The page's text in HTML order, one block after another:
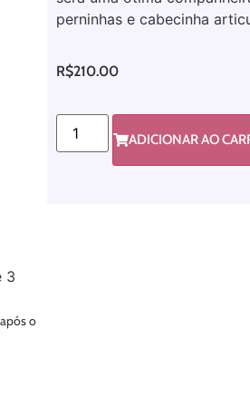
perninhas e cabecinha
R$210.00
ADICIONAR AO
3
o